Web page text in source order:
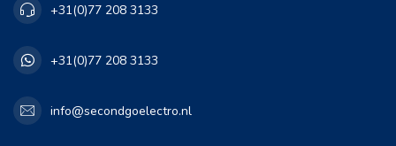
+31(0)77 208 3133
+31(0)77 208 3133
info@secondgoelectro.nl